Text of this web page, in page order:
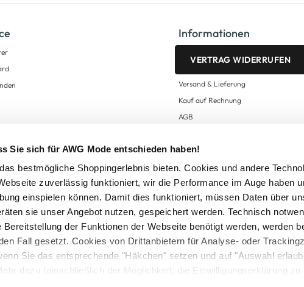
Sie sich für AWG Mode entschieden haben!
bestmögliche Shoppingerlebnis bieten. Cookies und andere
zuverlässig funktioniert, wir die Performance im Auge haben
einspielen können. Damit dies funktioniert, müssen Daten über
sie unser Angebot nutzen, gespeichert werden. Technisch
Bereitstellung der Funktionen der Webseite benötigt werden, werden
Fall gesetzt. Cookies von Drittanbietern für Analyse- oder
Sie das entsprechende "Häkchen" setzen und auf "Auswahl
dazu (einschließlich der Möglichkeit, die Einwilligungserklärung zu
Informationen
VERTRAG WIDERRUFEN
Versand & Lieferung
Kauf auf Rechnung
AGB
Zahlungsarten
Datenschutz
AWG CARD Teilnahmebedingungen
inkl. gesetzl. Mehrwertsteuer zzgl.